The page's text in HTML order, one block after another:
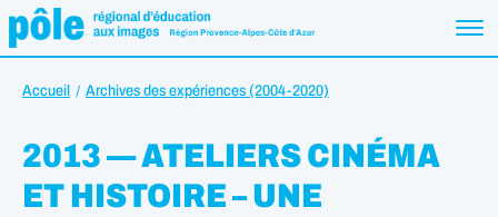
Accueil Archives des expériences (2004-2020)
2013 — ATELIERS CINÉMA
ET HISTOIRE – UNE